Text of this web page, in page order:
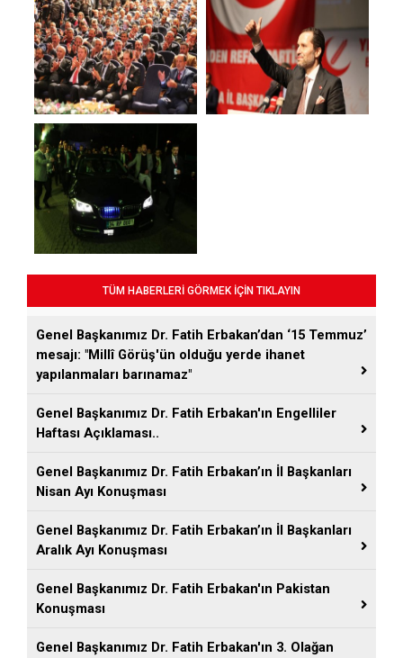
TÜM HABERLERİ GÖRMEK İÇİN TIKLAYIN
Genel Başkanımız Dr. Fatih Erbakan’dan ‘15 Temmuz’
mesajı: "Millî Görüş'ün olduğu yerde ihanet
yapılanmaları barınamaz"
Genel Başkanımız Dr. Fatih Erbakan'ın Engelliler
Haftası Açıklaması..
Genel Başkanımız Dr. Fatih Erbakan’ın İl Başkanları
Nisan Ayı Konuşması
Genel Başkanımız Dr. Fatih Erbakan’ın İl Başkanları
Aralık Ayı Konuşması
Genel Başkanımız Dr. Fatih Erbakan'ın Pakistan
Konuşması
Genel Başkanımız Dr. Fatih Erbakan'ın 3. Olağan